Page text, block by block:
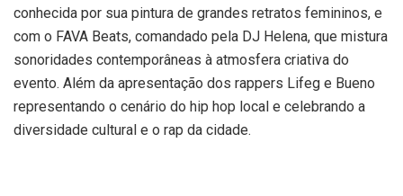
conhecida por sua pintura de grandes retratos femininos, e
com o FAVA Beats, comandado pela DJ Helena, que mistura
sonoridades contemporâneas à atmosfera criativa do
evento. Além da apresentação dos rappers Lifeg e Bueno
representando o cenário do hip hop local e celebrando a
diversidade cultural e o rap da cidade.